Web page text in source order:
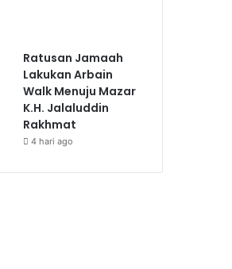
Ratusan Jamaah
Lakukan Arbain
Walk Menuju Mazar
K.H. Jalaluddin
Rakhmat
4 hari ago